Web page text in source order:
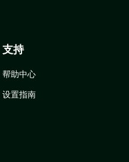
支持
帮助中心
设置指南